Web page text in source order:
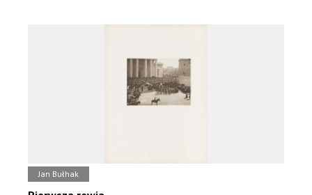
Jan Bułhak